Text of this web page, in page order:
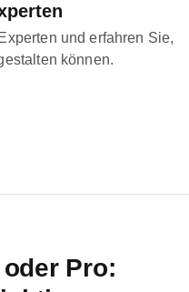
und erfahren Sie,
können.
Pro: